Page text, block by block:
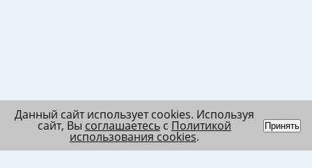
Данный сайт использует cookies. Используя
сайт, Вы соглашаетесьс Политикой
использования cookies.
Принять